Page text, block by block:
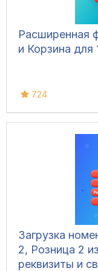
Расширенная
и Корзина для
724
Загрузка
2, Розница 2
реквизиты и